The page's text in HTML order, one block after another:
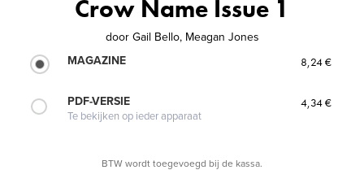
Crow Name Issue 1
door Gail Bello, Meagan Jones
MAGAZINE
8,24 €
PDF-VERSIE
Te bekijken op ieder apparaat
4,34 €
BTW wordt toegevoegd bij de kassa.